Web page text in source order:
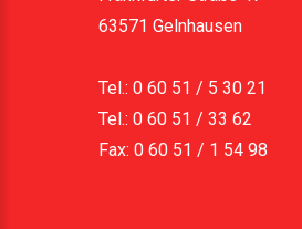
63571 Gelnhausen
Tel.: 0 60 51 / 5 30 21
Tel.: 0 60 51 / 33 62
Fax: 0 60 51 / 1 54 98